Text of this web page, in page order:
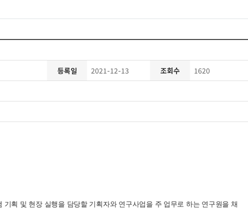
등록일 2021-12-13 조회수 1620
기획 및 현장 실행을 담당할 기획자와 연구사업을 주 업무로 하는 연구원을 채